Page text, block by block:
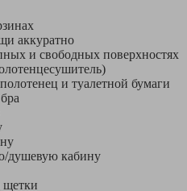
аккуратно
и свободных поверхностях
и туалетной бумаги
душевую кабину